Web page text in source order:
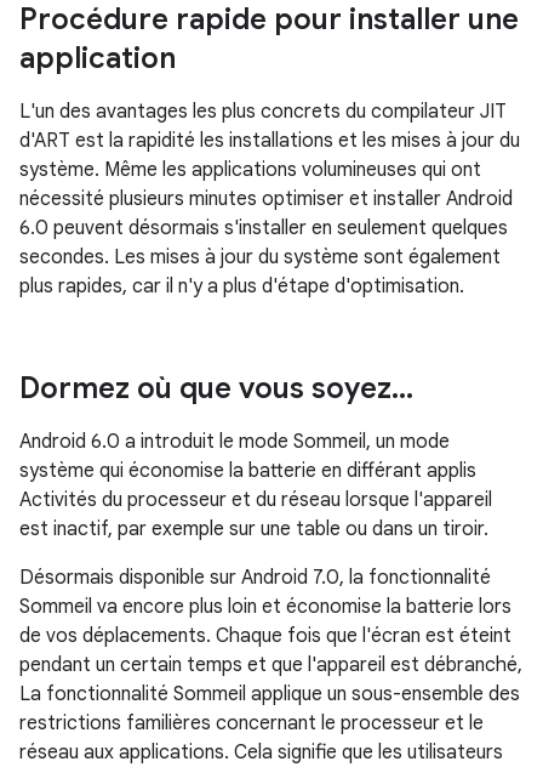
Procédure rapide pour installer une
application
L'un des avantages les plus concrets du compilateur JIT
d'ART est la rapidité les installations et les mises à jour du
système. Même les applications volumineuses qui ont
nécessité plusieurs minutes optimiser et installer Android
6.0 peuvent désormais s'installer en seulement quelques
secondes. Les mises à jour du système sont également
plus rapides, car il n'y a plus d'étape d'optimisation.
Dormez où que vous soyez...
Android 6.0 a introduit le mode Sommeil, un mode
système qui économise la batterie en différant applis
Activités du processeur et du réseau lorsque l'appareil
est inactif, par exemple sur une table ou dans un tiroir.
Désormais disponible sur Android 7.0, la fonctionnalité
Sommeil va encore plus loin et économise la batterie lors
de vos déplacements. Chaque fois que l'écran est éteint
pendant un certain temps et que l'appareil est débranché,
La fonctionnalité Sommeil applique un sous-ensemble des
restrictions familières concernant le processeur et le
réseau aux applications. Cela signifie que les utilisateurs